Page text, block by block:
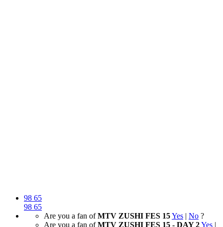
98 65
98 65
Are you a fan ofMTV ZUSHI FES 15Yes | No ?
Are you a fan ofMTV ZUSHI FES 15 - DAY 2Yes |